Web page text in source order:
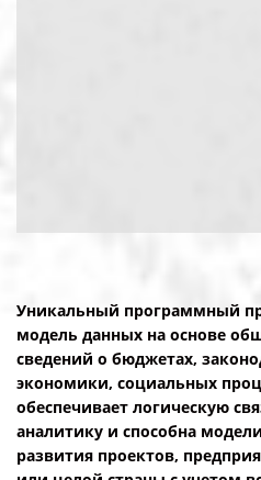
Уникальный программный
модель данных на основе
сведений о бюджетах,
экономики, социальных
обеспечивает логическую
аналитику и способна
развития проектов,